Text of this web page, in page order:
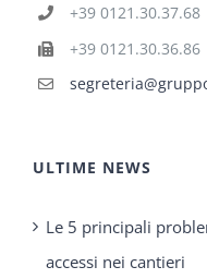
+39 0121.30.37.68
+39 0121.30.36.86
ULTIME NEWS
Le 5 principali
accessi nei cantieri